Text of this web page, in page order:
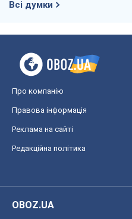
Всі думки
Про компанію
Правова інформація
Реклама на сайті
Редакційна політика
OBOZ.UA